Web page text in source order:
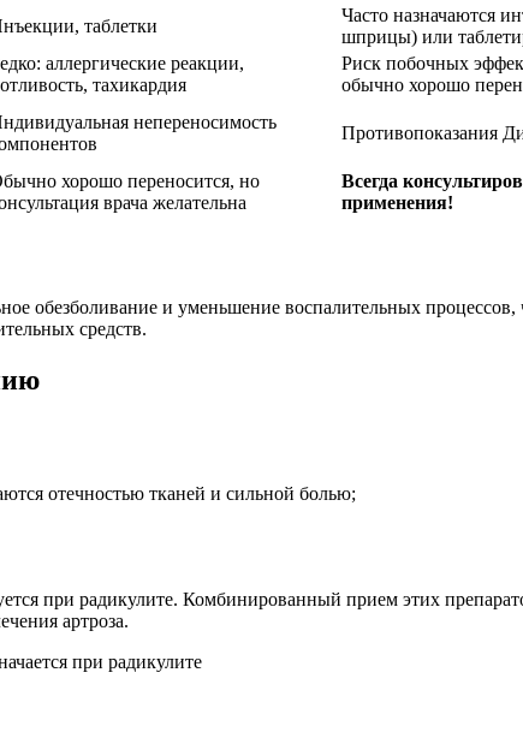
таблетки
Часто назначаются
шприцы) или
аллергические реакции,
тахикардия
Риск побочных
обычно хорошо
непереносимость
Противопоказания
хорошо переносится, но
врача желательна
Всегда
применения!
обезболивание и уменьшение воспалительных процессов,
средств.
отечностью тканей и сильной болью;
при радикулите. Комбинированный прием этих
артроза.